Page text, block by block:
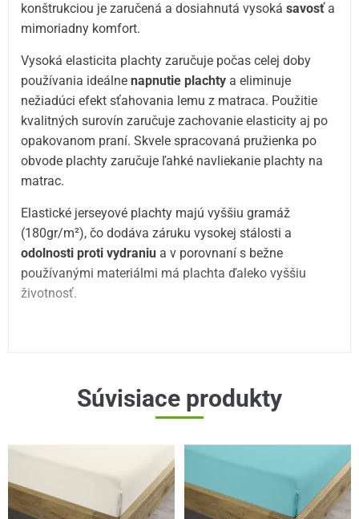
konštrukciou je zaručená a dosiahnutá vysokásavosťa
mimoriadny komfort.
Vysoká elasticita plachty zaručuje počas celej doby
používania ideálnenapnutie plachty a eliminuje
nežiadúci efekt sťahovania lemu z matraca. Použitie
kvalitných surovín zaručuje zachovanie elasticity aj po
opakovanom praní. Skvele spracovaná pružienka po
obvode plachty zaručuje ľahké navliekanie plachty na
matrac.
Elastické jerseyové plachty majú vyššiu gramáž
(180gr/m²), čo dodáva záruku vysokej stálosti a
odolnosti proti vydraniu a v porovnaní s bežne
používanými materiálmi má plachta ďaleko vyššiu
životnosť.
Súvisiace produkty